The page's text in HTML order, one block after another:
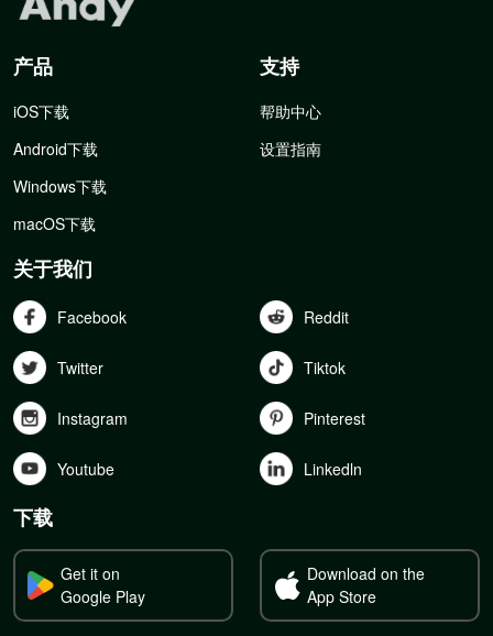
产品
iOS下载
Android下载
Windows下载
macOS下载
支持
帮助中心
设置指南
关于我们
Facebook Reddit
Twitter Tiktok
Instagram Pinterest
Youtube Linkedln
下载
Get it on
Google Play
Download on the
App Store